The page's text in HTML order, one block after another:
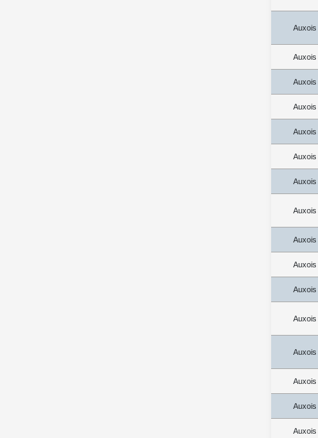
Auxois
Auxois
Auxois
Auxois
Auxois
Auxois
Auxois
Auxois
Auxois
Auxois
Auxois
Auxois
Auxois
Auxois
Auxois
Auxois